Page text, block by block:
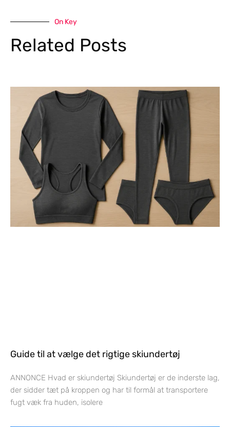
On Key
Related Posts
Guide til at vælge det rigtige skiundertøj
ANNONCE Hvad er skiundertøj Skiundertøj er de inderste lag,
der sidder tæt på kroppen og har til formål at transportere
fugt væk fra huden, isolere